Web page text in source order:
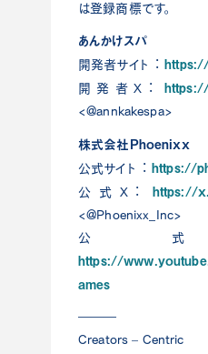
は登録商標です。
あんかけスパ
開発者サイト︓
開発者X︓
<@annkakespa>
株式会社Phoenixx
公式サイト︓ https://
公式X︓ https://
<@Phoenixx_Inc>
公式
https://
ames
―――
Creators – Centric